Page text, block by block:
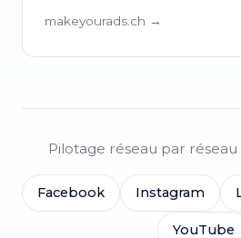
makeyourads.ch →
Pilotage réseau par
Facebook Instagram
YouTube